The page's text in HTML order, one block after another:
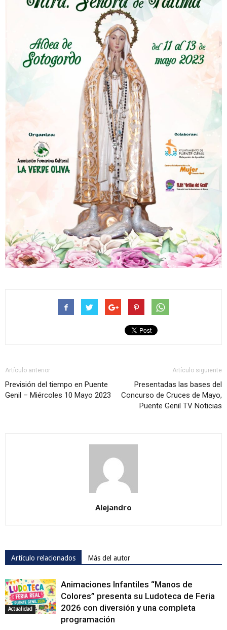
Artículo anterior
Previsión del tiempo en Puente
Genil – Miércoles 10 Mayo 2023
Artículo siguiente
Presentadas las bases del
Concurso de Cruces de Mayo,
Puente Genil TV Noticias
Alejandro
Artículo relacionados Más del autor
Actualidad
Animaciones Infantiles “Manos de
Colores” presenta su Ludoteca de Feria
2026 con diversión y una completa
programación